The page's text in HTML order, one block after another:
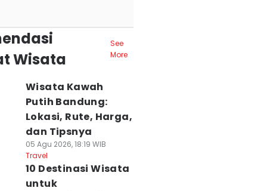
Wisata
See
More
Wisata Kawah
Putih Bandung:
Lokasi, Rute, Harga,
dan Tipsnya
05 Agu 2026, 18:19 WIB
Travel
10 Destinasi Wisata
untuk